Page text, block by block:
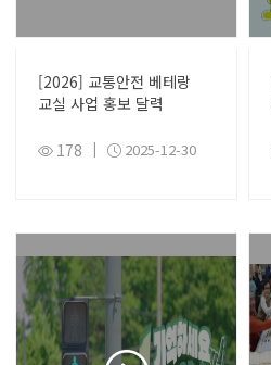
[2026] 교통안전 베테랑
교실 사업 홍보 달력
178 | 2025-12-30